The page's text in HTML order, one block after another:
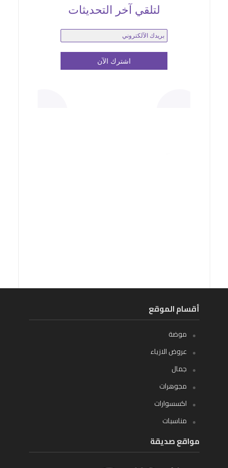
لتلقي آخر التحديثات
أقسام الموقع
موضة
عروض الازياء
جمال
مجوهرات
اكسسوارات
مناسبات
مواقع صديقة